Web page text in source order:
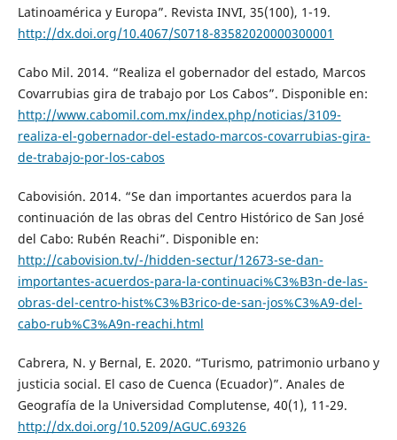
Latinoamérica y Europa”. Revista INVI, 35(100), 1-19.
http://dx.doi.org/10.4067/S0718-83582020000300001
Cabo Mil. 2014. “Realiza el gobernador del estado, Marcos
Covarrubias gira de trabajo por Los Cabos”. Disponible en:
http://www.cabomil.com.mx/index.php/noticias/3109-
realiza-el-gobernador-del-estado-marcos-covarrubias-gira-
de-trabajo-por-los-cabos
Cabovisión. 2014. “Se dan importantes acuerdos para la
continuación de las obras del Centro Histórico de San José
del Cabo: Rubén Reachi”. Disponible en:
http://cabovision.tv/-/hidden-sectur/12673-se-dan-
importantes-acuerdos-para-la-continuaci%C3%B3n-de-las-
obras-del-centro-hist%C3%B3rico-de-san-jos%C3%A9-del-
cabo-rub%C3%A9n-reachi.html
Cabrera, N. y Bernal, E. 2020. “Turismo, patrimonio urbano y
justicia social. El caso de Cuenca (Ecuador)”. Anales de
Geografía de la Universidad Complutense, 40(1), 11-29.
http://dx.doi.org/10.5209/AGUC.69326